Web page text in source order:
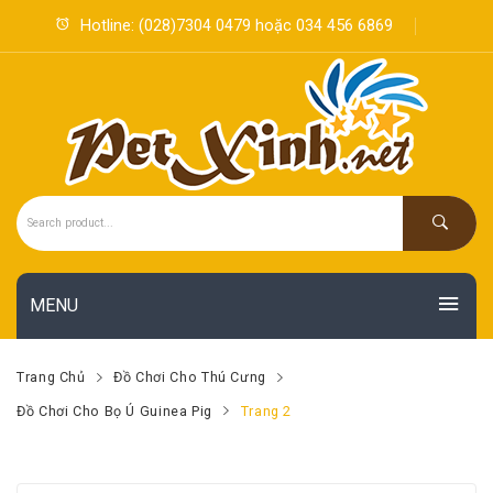
Hotline: (028)7304 0479 hoặc 034 456 6869
MENU
SẢN PHẨM
Thú Cưng & Vật Dụng
KHUYẾN MÃI HOT
Trang Chủ Đồ Chơi Cho Thú Cưng
Đồ Chơi Cho Bọ Ú Guinea Pig Trang 2